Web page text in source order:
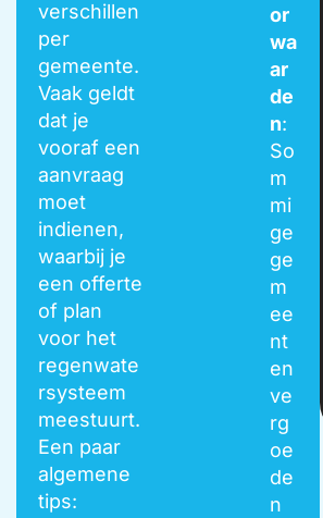
verschillen
per
gemeente.
Vaak geldt
dat je
vooraf een
aanvraag
moet
indienen,
waarbij je
een offerte
of plan
voor het
regenwate
rsysteem
meestuurt.
Een paar
algemene
tips:
or
wa
ar
de
n:
So
m
mi
ge
ge
m
ee
nt
en
ve
rg
oe
de
n